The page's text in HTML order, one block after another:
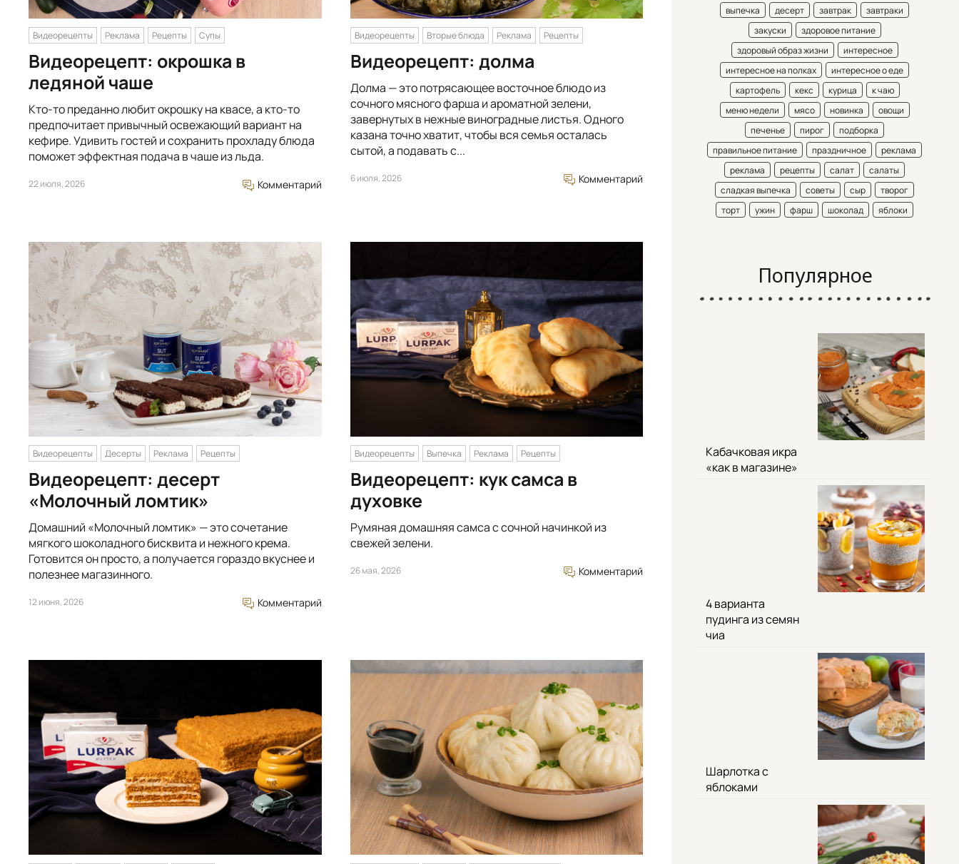
Видеорецепты Реклама Рецепты Супы
Видеорецепт: окрошка в
ледяной чаше
Кто-то преданно любит окрошку на квасе, а кто-то
предпочитает привычный освежающий вариант на
кефире. Удивить гостей и сохранить прохладу блюда
поможет эффектная подача в чаше из льда.
22 июля, 2026 Комментарий
Видеорецепты Вторые блюда Реклама Рецепты
Видеорецепт: долма
Долма — это потрясающее восточное блюдо из
сочного мясного фарша и ароматной зелени,
завернутых в нежные виноградные листья. Одного
казана точно хватит, чтобы вся семья осталась
сытой, а подавать с...
6 июля, 2026 Комментарий
Видеорецепты Десерты Реклама Рецепты
Видеорецепт: десерт
«Молочный ломтик»
Домашний «Молочный ломтик» — это сочетание
мягкого шоколадного бисквита и нежного крема.
Готовится он просто, а получается гораздо вкуснее и
полезнее магазинного.
12 июня, 2026 Комментарий
Видеорецепты Выпечка Реклама Рецепты
Видеорецепт: кук самса в
духовке
Румяная домашняя самса с сочной начинкой из
свежей зелени.
26 мая, 2026 Комментарий
выпечка
десерт завтрак
завтраки
закуски
здоровое питание
здоровый образ жизни
интересное
интересное на полках
интересное о еде
картофель
кекс курица
к чаю
меню недели
мясо новинка
овощи
печенье
пирог
подборка
правильное питание
праздничное
реклама
реклама
рецепты салат
салаты
сладкая выпечка
советы сыр
творог
торт
ужин фарш шоколад яблоки
Популярное
Кабачковая икра
«как в магазине»
4 варианта
пудинга из семян
чиа
Шарлотка с
яблоками